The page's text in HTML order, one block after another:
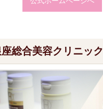
総合美容クリニック